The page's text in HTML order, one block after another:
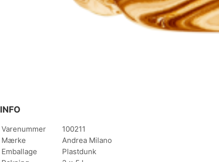
INFO
Varenummer
100211
Mærke
Andrea Milano
Emballage
Plastdunk